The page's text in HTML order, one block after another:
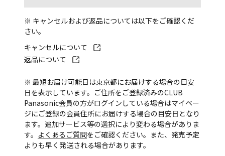
※ キャンセルおよび返品については以下をご確認くだ
さい。
キャンセルについて
返品について
※ 最短お届け可能日は東京都にお届けする場合の目安
日を表示しています。ご住所をご登録済みのCLUB
Panasonic会員の方がログインしている場合はマイペー
ジにご登録の会員住所にお届けする場合の目安日となり
ます。追加サービス等の選択により変わる場合がありま
す。 よくあるご質問をご確認ください。また、発売予定
よりも早く発送される場合があります。